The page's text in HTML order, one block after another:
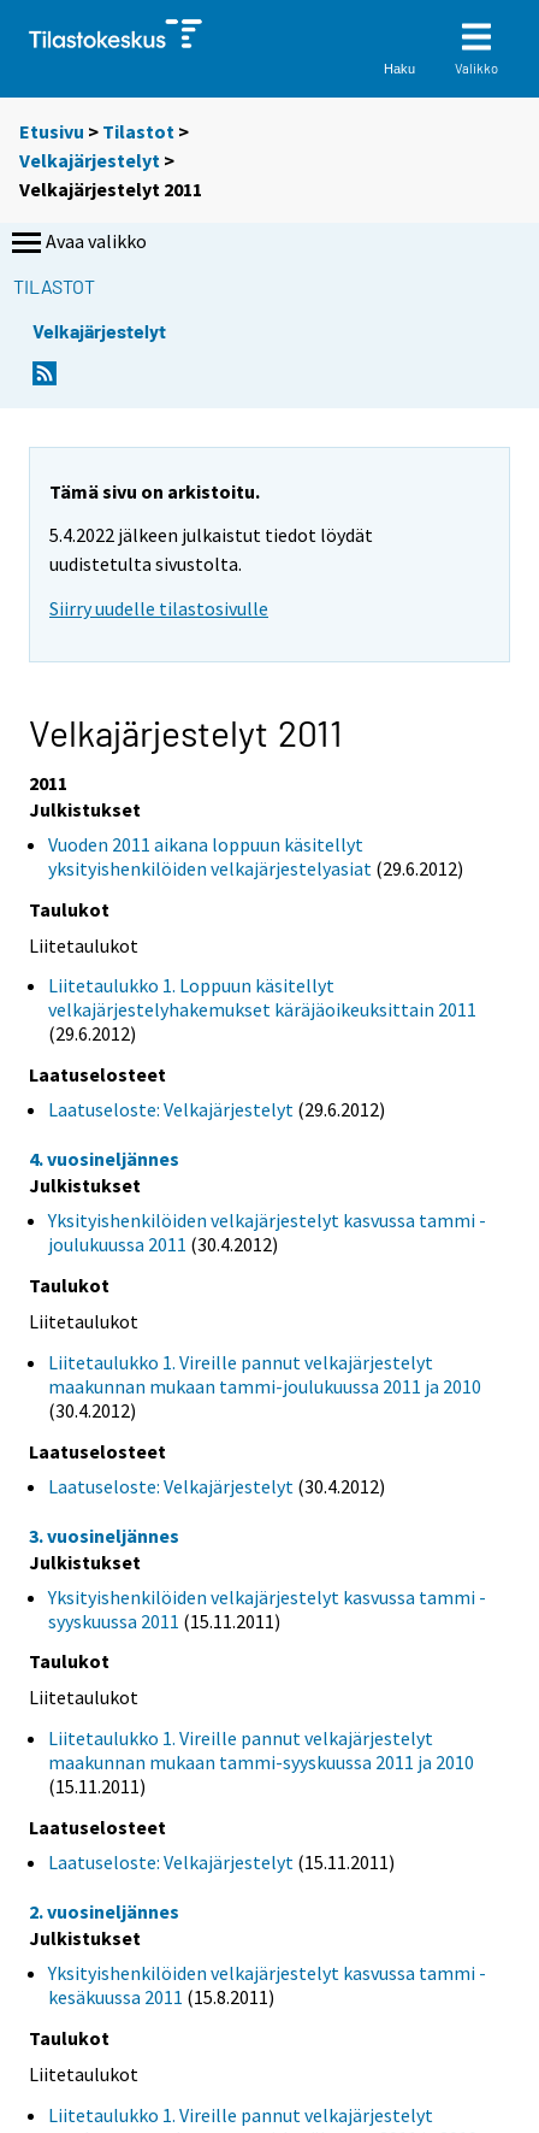
Haku Valikko
Etusivu > Tilastot >
Velkajärjestelyt >
Velkajärjestelyt 2011
Avaa valikko
TILASTOT
Velkajärjestelyt
Tämä sivu on arkistoitu.
5.4.2022 jälkeen julkaistut tiedot löydät
uudistetulta sivustolta.
Siirry uudelle tilastosivulle
Velkajärjestelyt 2011
2011
Julkistukset
Vuoden 2011 aikana loppuun käsitellyt
yksityishenkilöiden velkajärjestelyasiat (29.6.2012)
Taulukot
Liitetaulukot
Liitetaulukko 1. Loppuun käsitellyt
velkajärjestelyhakemukset käräjäoikeuksittain 2011
(29.6.2012)
Laatuselosteet
Laatuseloste: Velkajärjestelyt (29.6.2012)
4. vuosineljännes
Julkistukset
Yksityishenkilöiden velkajärjestelyt kasvussa tammi -
joulukuussa 2011 (30.4.2012)
Taulukot
Liitetaulukot
Liitetaulukko 1. Vireille pannut velkajärjestelyt
maakunnan mukaan tammi-joulukuussa 2011 ja 2010
(30.4.2012)
Laatuselosteet
Laatuseloste: Velkajärjestelyt (30.4.2012)
3. vuosineljännes
Julkistukset
Yksityishenkilöiden velkajärjestelyt kasvussa tammi -
syyskuussa 2011 (15.11.2011)
Taulukot
Liitetaulukot
Liitetaulukko 1. Vireille pannut velkajärjestelyt
maakunnan mukaan tammi-syyskuussa 2011 ja 2010
(15.11.2011)
Laatuselosteet
Laatuseloste: Velkajärjestelyt (15.11.2011)
2. vuosineljännes
Julkistukset
Yksityishenkilöiden velkajärjestelyt kasvussa tammi -
kesäkuussa 2011 (15.8.2011)
Taulukot
Liitetaulukot
Liitetaulukko 1. Vireille pannut velkajärjestelyt